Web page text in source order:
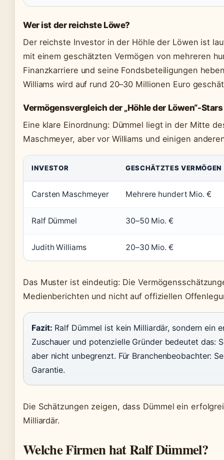
Wer ist der reichste Löwe?
Der reichste Investor in der Höhle der Löwen ist
mit einem geschätzten Vermögen von mehreren
Finanzkarriere und seine Fondsbeteiligungen
Williams wird auf rund 20–30 Millionen Euro
Vermögensvergleich der „Höhle der Löwen“-Stars
Eine klare Einordnung: Dümmel liegt in der Mitte
Maschmeyer, aber vor Williams und einigen
INVESTOR GESCHÄTZTES VERMÖGEN
Carsten Maschmeyer Mehrere hundert Mio. €
Ralf Dümmel 30–50 Mio. €
Judith Williams 20–30 Mio. €
Das Muster ist eindeutig: Die
Medienberichten und nicht auf offiziellen
Fazit: Ralf Dümmel ist kein Milliardär, sondern ein
Zuschauer und potenzielle Gründer bedeutet das:
aber nicht unbegrenzt. Für Branchenbeobachter:
Garantie.
Die Schätzungen zeigen, dass Dümmel ein
Milliardär.
Welche Firmen hat Ralf Dümmel?